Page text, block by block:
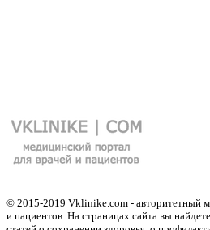
© 2015-2019 Vklinike.com - авторитетный
и пациентов. На страницах сайта вы